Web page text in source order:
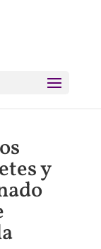
y